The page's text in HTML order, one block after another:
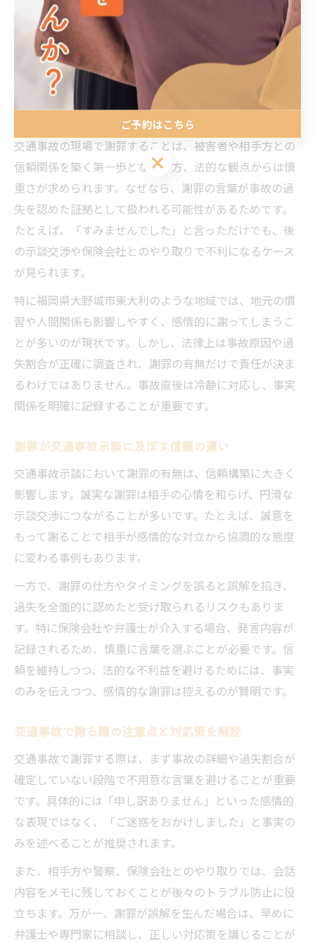
交通事故で謝罪が不利になるのは
本当か
交通事故現場での謝罪が与える法的影響
交通事故の現場で謝罪することは、被害者や相手方との
信頼関係を築く第一歩となる一方、法的な観点からは慎
重さが求められます。なぜなら、謝罪の言葉が事故の過
失を認めた証拠として扱われる可能性があるためです。
たとえば、「すみませんでした」と言っただけでも、後
の示談交渉や保険会社とのやり取りで不利になるケース
が見られます。
特に福岡県大野城市東大利のような地域では、地元の慣
習や人間関係も影響しやすく、感情的に謝ってしまうこ
とが多いのが現状です。しかし、法律上は事故原因や過
失割合が正確に調査され、謝罪の有無だけで責任が決ま
るわけではありません。事故直後は冷静に対応し、事実
関係を明確に記録することが重要です。
謝罪が交通事故示談に及ぼす信頼の違い
交通事故示談において謝罪の有無は、信頼構築に大きく
影響します。誠実な謝罪は相手の心情を和らげ、円滑な
示談交渉につながることが多いです。たとえば、誠意を
もって謝ることで相手が感情的な対立から協調的な態度
に変わる事例もあります。
一方で、謝罪の仕方やタイミングを誤ると誤解を招き、
過失を全面的に認めたと受け取られるリスクもありま
す。特に保険会社や弁護士が介入する場合、発言内容が
記録されるため、慎重に言葉を選ぶことが必要です。信
頼を維持しつつ、法的な不利益を避けるためには、事実
のみを伝えつつ、感情的な謝罪は控えるのが賢明です。
交通事故で謝る際の注意点と対応策を解説
交通事故で謝罪する際は、まず事故の詳細や過失割合が
確定していない段階で不用意な言葉を避けることが重要
です。具体的には「申し訳ありません」といった感情的
な表現ではなく、「ご迷惑をおかけしました」と事実の
みを述べることが推奨されます。
また、相手方や警察、保険会社とのやり取りでは、会話
内容をメモに残しておくことが後々のトラブル防止に役
立ちます。万が一、謝罪が誤解を生んだ場合は、早めに
弁護士や専門家に相談し、正しい対応策を講じることが
ご予約はこちら
ご予約はこちら